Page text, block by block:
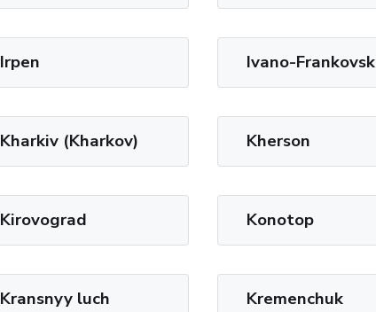
Irpen Ivano-Frankovsk
Kharkiv (Kharkov) Kherson
Kirovograd Konotop
Kransnyy luch Kremenchuk